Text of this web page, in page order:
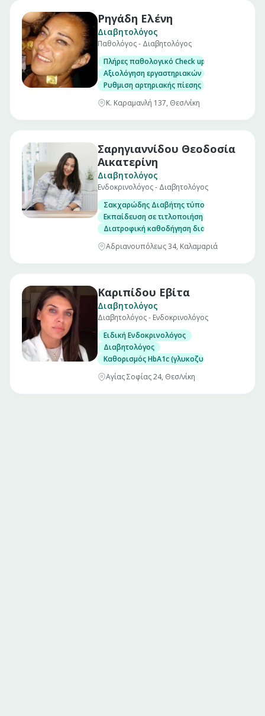
Ρηγάδη Ελένη
Διαβητολόγος
Παθολόγος - Διαβητολόγος
Πλήρες παθολογικό Check up σε άνδρες και
Αξιολόγηση εργαστηριακών εξετάσεων
Ρυθμιση αρτηριακής πίεσης
Κ. Καραμανλή 137, Θεσ/νίκη
Σαρηγιαννίδου Θεοδοσία
Αικατερίνη
Διαβητολόγος
Ενδοκρινολόγος - Διαβητολόγος
Σακχαρώδης Διαβήτης τύπου 1, 2 και
Εκπαίδευση σε τιτλοποιήση ινσουλίνης και
Διατροφική καθοδήγηση διαβητικών
Αδριανουπόλεως 34, Καλαμαριά
Καριπίδου Εβίτα
Διαβητολόγος
Διαβητολόγος - Ενδοκρινολόγος
Ειδική Ενδοκρινολόγος
Διαβητολόγος
Καθορισμός HbA1c (γλυκοζυλιωμένης
Αγίας Σοφίας 24, Θεσ/νίκη